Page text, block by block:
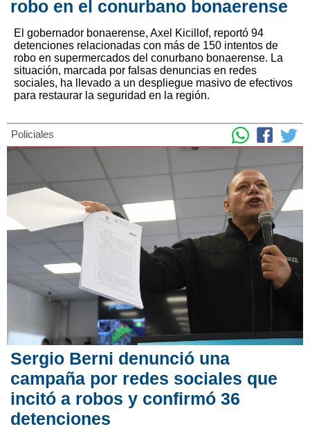
robo en el conurbano bonaerense
El gobernador bonaerense, Axel Kicillof, reportó 94
detenciones relacionadas con más de 150 intentos de
robo en supermercados del conurbano bonaerense. La
situación, marcada por falsas denuncias en redes
sociales, ha llevado a un despliegue masivo de efectivos
para restaurar la seguridad en la región.
Policiales
Sergio Berni denunció una
campaña por redes sociales que
incitó a robos y confirmó 36
detenciones